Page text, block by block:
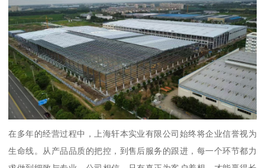
在多年的经营过程中，上海轩本实业有限公司始终将企业信誉视为
生命线。从产品品质的把控，到售后服务的跟进，每一个环节都力